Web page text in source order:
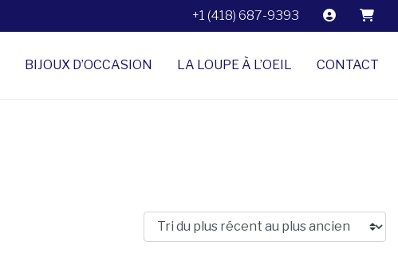
+1 (418) 687-9393
BIJOUX D’OCCASION LA LOUPE À L’OEIL CONTACT